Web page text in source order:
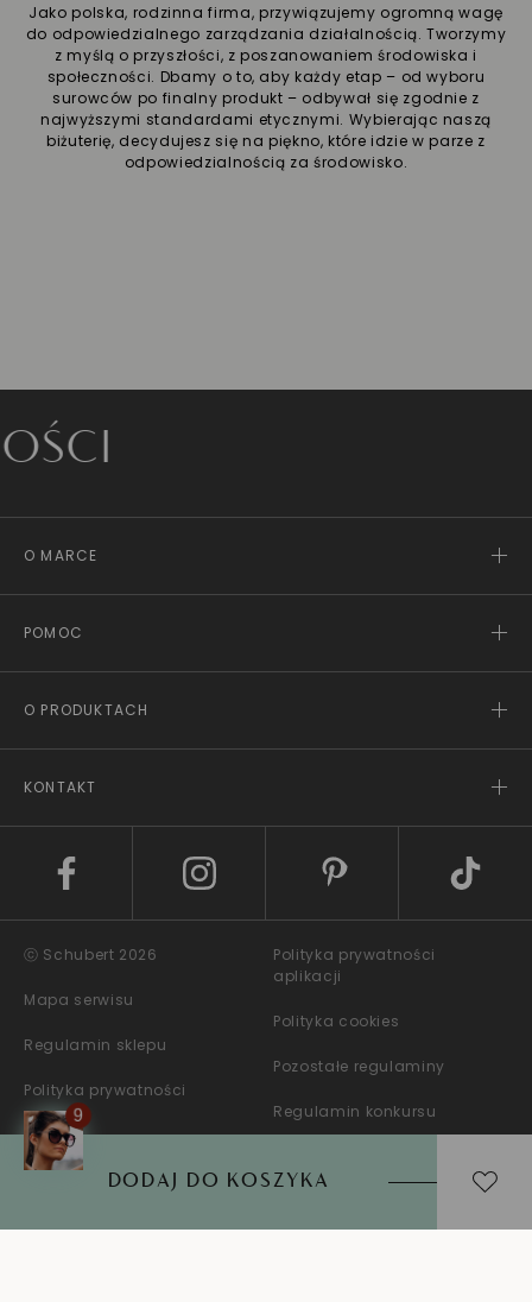
DODAJ DO KOSZYKA
Jako polska, rodzinna firma, przywiązujemy ogromną wagę
do odpowiedzialnego zarządzania działalnością. Tworzymy
z myślą o przyszłości, z poszanowaniem środowiska i
społeczności. Dbamy o to, aby każdy etap – od wyboru
surowców po finalny produkt – odbywał się zgodnie z
najwyższymi standardami etycznymi. Wybierając naszą
biżuterię, decydujesz się na piękno, które idzie w parze z
odpowiedzialnością za środowisko.
O MARCE
POMOC
O PRODUKTACH
KONTAKT
ⓒ Schubert 2026
Mapa serwisu
Regulamin sklepu
Polityka prywatności
Polityka prywatności
aplikacji
Polityka cookies
Pozostałe regulaminy
Regulamin konkursu